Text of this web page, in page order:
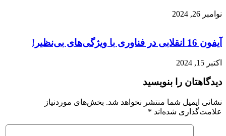
نوامبر 26, 2024
آیفون 16 انقلابی در فناوری با ویژگی‌های بی‌نظیر!
اکتبر 15, 2024
دیدگاهتان را بنویسید
نشانی ایمیل شما منتشر نخواهد شد. بخش‌های موردنیاز
علامت‌گذاری شده‌اند *